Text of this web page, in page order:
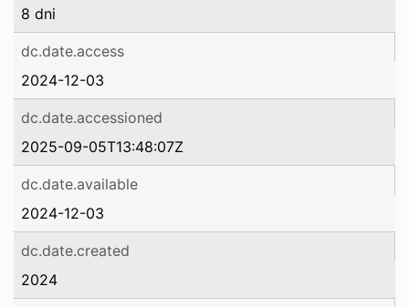
8 dni
dc.date.access
2024-12-03
dc.date.accessioned
2025-09-05T13:48:07Z
dc.date.available
2024-12-03
dc.date.created
2024